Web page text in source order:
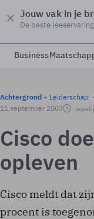
Jouw vak in je
De beste
Business
Achtergrond Leiderschap
11 september 2003
Cisco
opleven
Cisco meldt dat
procent is